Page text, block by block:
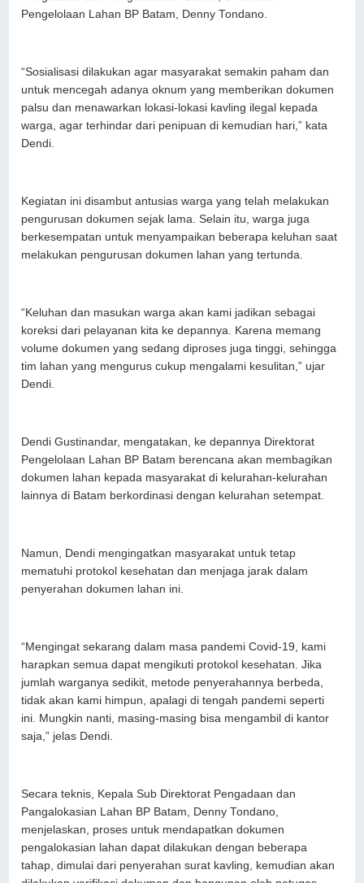
Pengelolaan Lahan BP Batam, Denny Tondano.
“Sosialisasi dilakukan agar masyarakat semakin paham dan
untuk mencegah adanya oknum yang memberikan dokumen
palsu dan menawarkan lokasi-lokasi kavling ilegal kepada
warga, agar terhindar dari penipuan di kemudian hari,” kata
Dendi.
Kegiatan ini disambut antusias warga yang telah melakukan
pengurusan dokumen sejak lama. Selain itu, warga juga
berkesempatan untuk menyampaikan beberapa keluhan saat
melakukan pengurusan dokumen lahan yang tertunda.
“Keluhan dan masukan warga akan kami jadikan sebagai
koreksi dari pelayanan kita ke depannya. Karena memang
volume dokumen yang sedang diproses juga tinggi, sehingga
tim lahan yang mengurus cukup mengalami kesulitan,” ujar
Dendi.
Dendi Gustinandar, mengatakan, ke depannya Direktorat
Pengelolaan Lahan BP Batam berencana akan membagikan
dokumen lahan kepada masyarakat di kelurahan-kelurahan
lainnya di Batam berkordinasi dengan kelurahan setempat.
Namun, Dendi mengingatkan masyarakat untuk tetap
mematuhi protokol kesehatan dan menjaga jarak dalam
penyerahan dokumen lahan ini.
“Mengingat sekarang dalam masa pandemi Covid-19, kami
harapkan semua dapat mengikuti protokol kesehatan. Jika
jumlah warganya sedikit, metode penyerahannya berbeda,
tidak akan kami himpun, apalagi di tengah pandemi seperti
ini. Mungkin nanti, masing-masing bisa mengambil di kantor
saja,” jelas Dendi.
Secara teknis, Kepala Sub Direktorat Pengadaan dan
Pangalokasian Lahan BP Batam, Denny Tondano,
menjelaskan, proses untuk mendapatkan dokumen
pengalokasian lahan dapat dilakukan dengan beberapa
tahap, dimulai dari penyerahan surat kavling, kemudian akan